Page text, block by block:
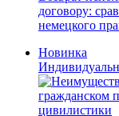
договору:
немецкого
Новинка